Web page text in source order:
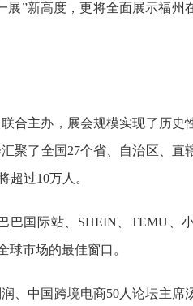
”新高度，更将全面展示福州
合主办，展会规模实现了历史
聚了全国27个省、自治区、直
过10万人。
巴国际站、SHEIN、TEMU、
球市场的最佳窗口。
、中国跨境电商50人论坛主席